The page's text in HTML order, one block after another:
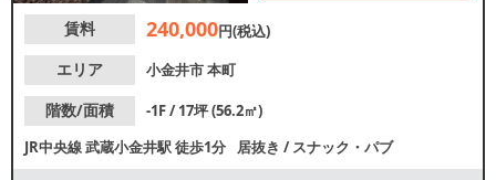
賃料 240,000円(税込)
エリア
小金井市本町
階数/面積
-1F / 17坪 (56.2㎡)
JR中央線武蔵小金井駅徒歩1分 居抜き /スナック・パブ